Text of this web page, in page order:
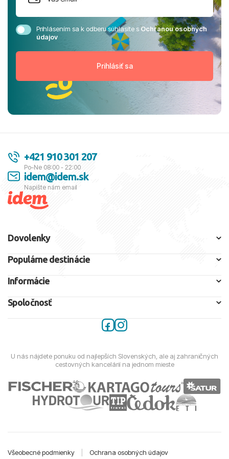
Prihlásením sa k odberu súhlasíte sOchranou osobných
údajov
+421 910 301 207
Po-Ne 08:00 - 22:00
idem@idem.sk
Napíšte nám email
Dovolenky
Populárne destinácie
Informácie
Spoločnosť
U nás nájdete ponuku od najlepších Slovenských, ale aj zahraničných
cestovných kancelárií na jednom mieste
Všeobecné podmienky Ochrana osobných údajov